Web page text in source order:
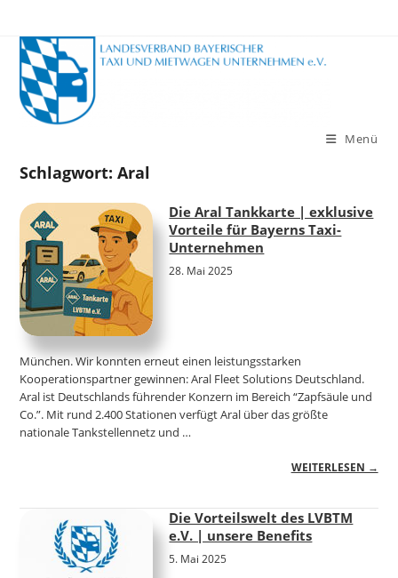
Inhalt
springen
Menü
Schlagwort:Aral
Die Aral Tankkarte | exklusive
Vorteile für Bayerns Taxi-
Unternehmen
28. Mai 2025
München. Wir konnten erneut einen leistungsstarken
Kooperationspartner gewinnen: Aral Fleet Solutions Deutschland.
Aral ist Deutschlands führender Konzern im Bereich “Zapfsäule und
Co.”. Mit rund 2.400 Stationen verfügt Aral über das größte
nationale Tankstellennetz und …
WEITERLESEN →
Die Vorteilswelt des LVBTM
e.V. | unsere Benefits
5. Mai 2025